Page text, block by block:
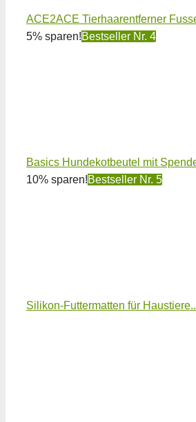
ACE2ACE Tierhaarentferner
5% sparen!Bestseller Nr. 4
Basics Hundekotbeutel mit
10% sparen!Bestseller Nr. 5
Silikon-Futtermatten für